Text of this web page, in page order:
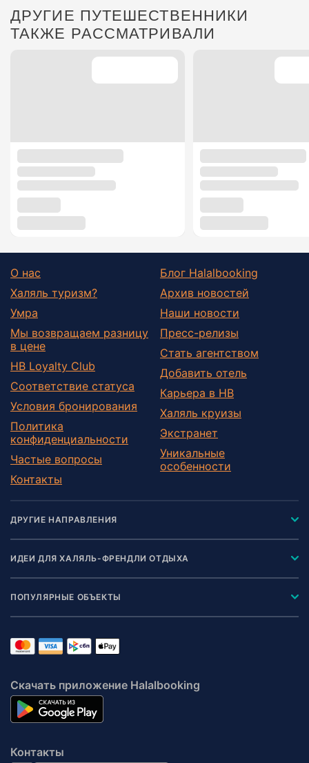
ДРУГИЕ ПУТЕШЕСТВЕННИКИ
ТАКЖЕ РАССМАТРИВАЛИ
О нас
Халяль туризм?
Умра
Мы возвращаем разницу
в цене
HB Loyalty Club
Соответствие статуса
Условия бронирования
Политика
конфиденциальности
Частые вопросы
Контакты
Блог Halalbooking
Архив новостей
Наши новости
Пресс-релизы
Стать агентством
Добавить отель
Карьера в HB
Халяль круизы
Экстранет
Уникальные
особенности
ДРУГИЕ НАПРАВЛЕНИЯ
ИДЕИ ДЛЯ ХАЛЯЛЬ-ФРЕНДЛИ ОТДЫХА
ПОПУЛЯРНЫЕ ОБЪЕКТЫ
Скачать приложение Halalbooking
Контакты